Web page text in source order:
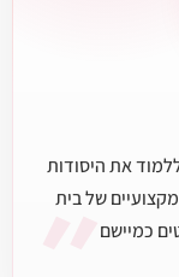
את היסודות
של בית
כמיישם